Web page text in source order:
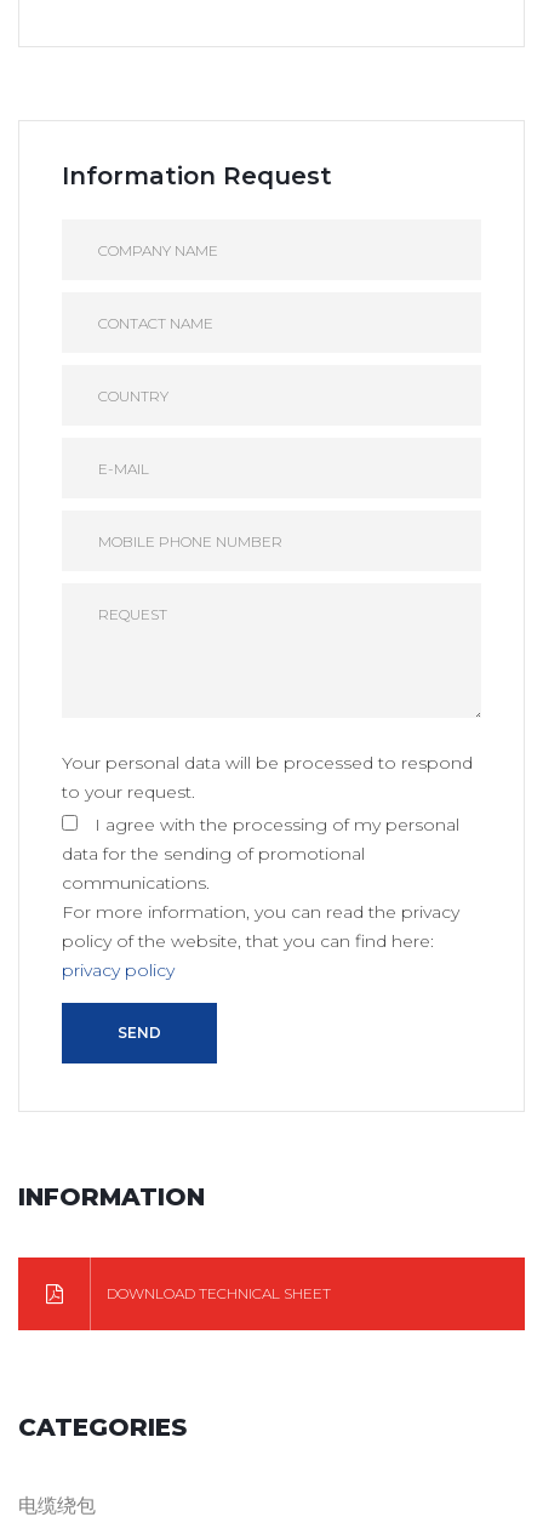
Information Request
Your personal data will be processed to respond
to your request.
I agree with the processing of my personal
data for the sending of promotional
communications.
For more information, you can read the privacy
policy of the website, that you can find here:
privacy policy
SEND
INFORMATION
DOWNLOAD TECHNICAL SHEET
CATEGORIES
电缆绕包